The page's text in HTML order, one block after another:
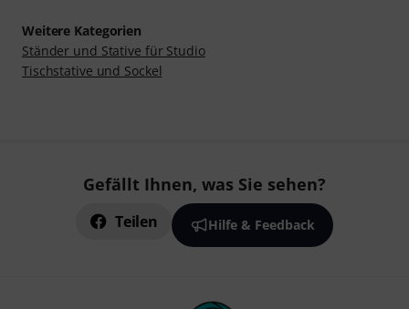
Weitere Kategorien
Ständer und Stative für Studio
Tischstative und Sockel
Gefällt Ihnen, was Sie sehen?
Teilen Hilfe & Feedback